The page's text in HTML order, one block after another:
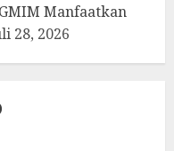
Manfaatkan
28, 2026